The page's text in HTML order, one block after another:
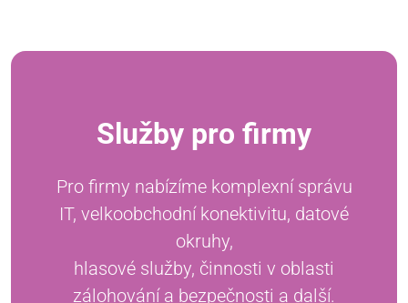
Služby pro firmy
Pro firmy nabízíme komplexní správu
IT, velkoobchodní konektivitu, datové
okruhy,
hlasové služby, činnosti v oblasti
zálohování a bezpečnosti a další.